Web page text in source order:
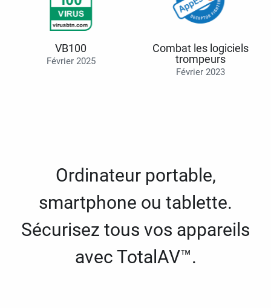
VB100
Février 2025
Combat les logiciels
trompeurs
Février 2023
Ordinateur portable,
smartphone ou tablette.
Sécurisez tous vos appareils
avec TotalAV™.